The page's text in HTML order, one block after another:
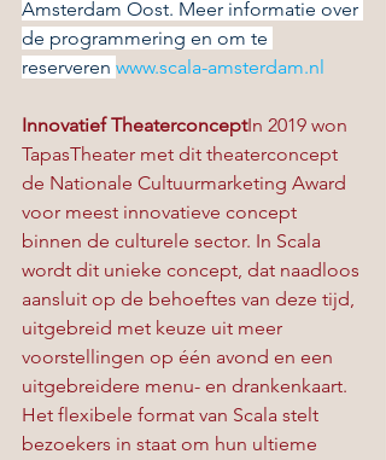
Amsterdam Oost. Meer informatie over
de programmering en om te
reserveren www.scala-amsterdam.nl
Innovatief TheaterconceptIn 2019 won
TapasTheater met dit theaterconcept
de Nationale Cultuurmarketing Award
voor meest innovatieve concept
binnen de culturele sector. In Scala
wordt dit unieke concept, dat naadloos
aansluit op de behoeftes van deze tijd,
uitgebreid met keuze uit meer
voorstellingen op één avond en een
uitgebreidere menu- en drankenkaart.
Het flexibele format van Scala stelt
bezoekers in staat om hun ultieme